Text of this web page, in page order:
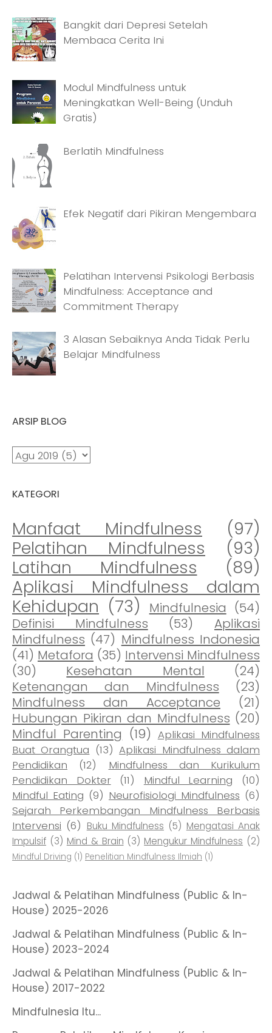
Bangkit dari Depresi Setelah
Membaca Cerita Ini
Modul Mindfulness untuk
Meningkatkan Well-Being (Unduh
Gratis)
Berlatih Mindfulness
Efek Negatif dari Pikiran Mengembara
Pelatihan Intervensi Psikologi Berbasis
Mindfulness: Acceptance and
Commitment Therapy
3 Alasan Sebaiknya Anda Tidak Perlu
Belajar Mindfulness
ARSIP BLOG
KATEGORI
Manfaat Mindfulness
(97)
Pelatihan Mindfulness
(93)
Latihan Mindfulness
(89)
Aplikasi Mindfulness dalam
Kehidupan (73) Mindfulnesia (54)
Definisi Mindfulness
(53)
Aplikasi
Mindfulness (47) Mindfulness Indonesia
(41) Metafora (35) Intervensi Mindfulness
(30)
Kesehatan Mental
(24)
Ketenangan dan Mindfulness
(23)
Mindfulness dan Acceptance
(21)
Hubungan Pikiran dan Mindfulness (20)
Mindful Parenting (19) Aplikasi Mindfulness
Buat Orangtua (13) Aplikasi Mindfulness dalam
Pendidikan
(12)
Mindfulness dan Kurikulum
Pendidikan Dokter
(11) Mindful Learning
(10)
Mindful Eating (9) Neurofisiologi Mindfulness (6)
Sejarah Perkembangan Mindfulness Berbasis
Intervensi (6) Buku Mindfulness (5) Mengatasi Anak
Impulsif (3) Mind & Brain (3) Mengukur Mindfulness (2)
Mindful Driving (1) Penelitian Mindfulness Ilmiah (1)
Jadwal & Pelatihan Mindfulness (Public & In-
House) 2025-2026
Jadwal & Pelatihan Mindfulness (Public & In-
House) 2023-2024
Jadwal & Pelatihan Mindfulness (Public & In-
House) 2017-2022
Mindfulnesia Itu...